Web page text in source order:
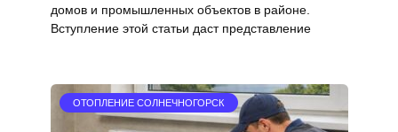
домов и промышленных объектов в районе.
Вступление этой статьи даст представление
ОТОПЛЕНИЕ СОЛНЕЧНОГОРСК